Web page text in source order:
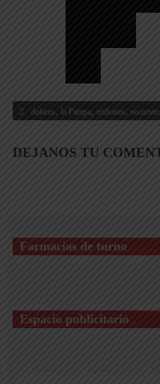
dolares, la Pampa, millones,
DEJANOS TU
Farmacias de turno
Espacio publicitario